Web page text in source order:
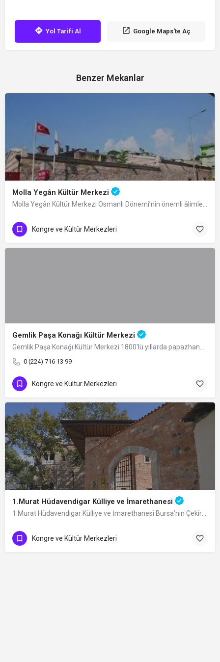
Yol Tarifi Al Google Maps'te Aç
Benzer Mekanlar
Molla Yegân Kültür Merkezi
Kongre ve Kültür Merkezleri
Gemlik Paşa Konağı Kültür Merkezi
0 (224) 716 13 99
Kongre ve Kültür Merkezleri
1.Murat Hüdavendigar Külliye ve İmarethanesi
Kongre ve Kültür Merkezleri